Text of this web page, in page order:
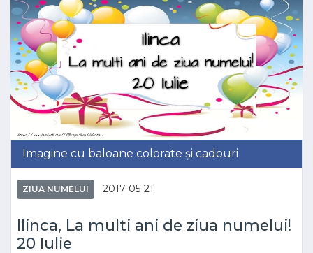
Imagine cu baloane colorate și cadouri
ZIUA NUMELUI 2017-05-21
Ilinca, La multi ani de ziua numelui!
20 Iulie